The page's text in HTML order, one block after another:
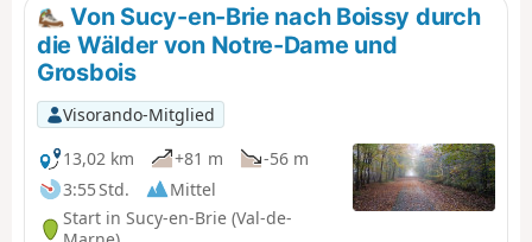
Von Sucy-en-Brie nach Boissy durch
die Wälder von Notre-Dame und
Grosbois
Visorando-Mitglied
13,02 km
+81 m
-56 m
3:55 Std.
Mittel
Start in Sucy-en-Brie (Val-de-